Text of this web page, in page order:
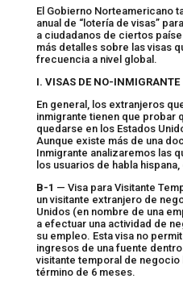
El Gobierno Norteamericano
anual de “lotería de visas”
a ciudadanos de ciertos
más detalles sobre las visas
frecuencia a nivel global.
I. VISAS DE NO-INMIGRANTE
En general, los extranjeros
inmigrante tienen que probar
quedarse en los Estados
Aunque existe más de una
Inmigrante analizaremos las
los usuarios de habla
B-1 — Visa para Visitante
un visitante extranjero de
Unidos (en nombre de una
a efectuar una actividad de
su empleo. Esta visa no
ingresos de una fuente
visitante temporal de negocio
término de 6 meses.